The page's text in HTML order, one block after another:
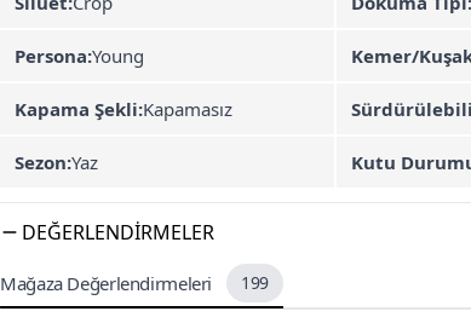
Persona:Young Kemer/
Kapama Şekli:Kapamasız
Sezon:Yaz Kutu
DEĞERLENDIRMELER
Mağaza Değerlendirmeleri 199